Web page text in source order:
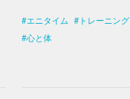
エニタイム トレーニング
心と体